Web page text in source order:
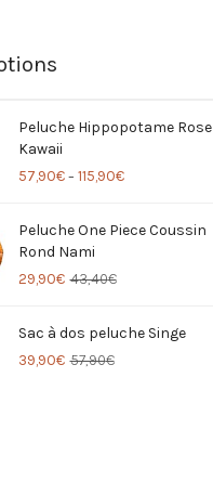
Peluche Hippopotame Rose
Kawaii
57,90€– 115,90€
Peluche One Piece Coussin
Rond Nami
43,40€
29,90€
Sac à dos peluche Singe
57,90€
39,90€